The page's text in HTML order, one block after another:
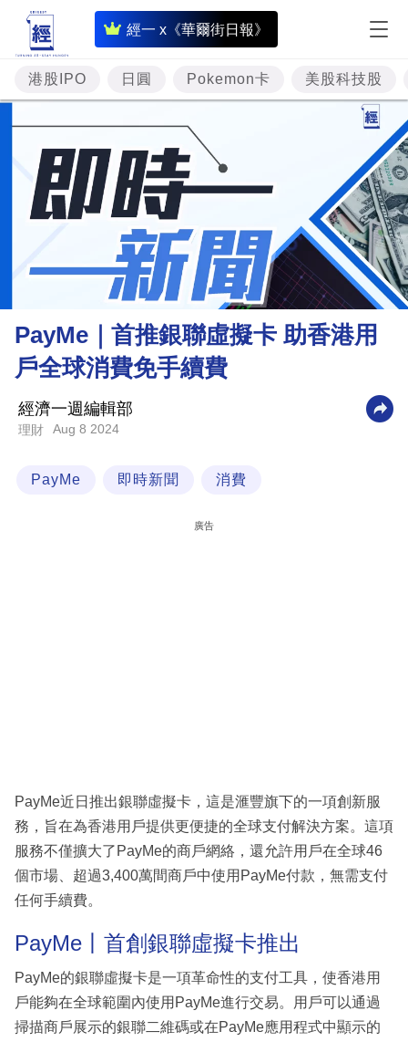
經一 x《華爾街日報》
即
時
財
經
專
題
投
資
樓
市
財
商
業
科
區
港股IPO 日圓 Pokemon卡 美股科技股
PayMe｜首推銀聯虛擬卡 助香港用
戶全球消費免手續費
經濟一週編輯部
理財 Aug 8 2024
PayMe 即時新聞 消費
廣告
PayMe近日推出銀聯虛擬卡，這是滙豐旗下的一項創新服
務，旨在為香港用戶提供更便捷的全球支付解決方案。這項
服務不僅擴大了PayMe的商戶網絡，還允許用戶在全球46
個市場、超過3,400萬間商戶中使用PayMe付款，無需支付
任何手續費。
PayMe丨首創銀聯虛擬卡推出
PayMe的銀聯虛擬卡是一項革命性的支付工具，使香港用
戶能夠在全球範圍內使用PayMe進行交易。用戶可以通過
掃描商戶展示的銀聯二維碼或在PayMe應用程式中顯示的